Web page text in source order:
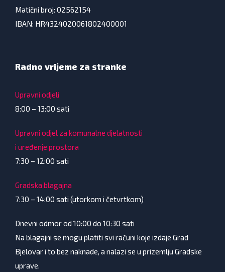
Matični broj: 02562154
IBAN: HR4324020061802400001
Radno vrijeme za stranke
Upravni odjeli
8:00 – 13:00 sati
Upravni odjel za komunalne djelatnosti
i uređenje prostora
7:30 – 12:00 sati
Gradska blagajna
7:30 – 14:00 sati (utorkom i četvrtkom)
Dnevni odmor od 10:00 do 10:30 sati
Na blagajni se mogu platiti svi računi koje izdaje Grad
Bjelovar i to bez naknade, a nalazi se u prizemlju Gradske
uprave.